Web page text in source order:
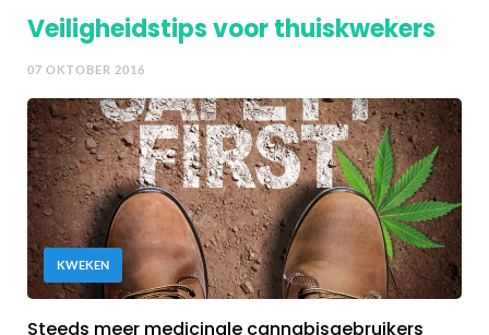
Veiligheidstips voor thuiskwekers
07 OKTOBER 2016
KWEKEN
Steeds meer medicinale cannabisgebruikers